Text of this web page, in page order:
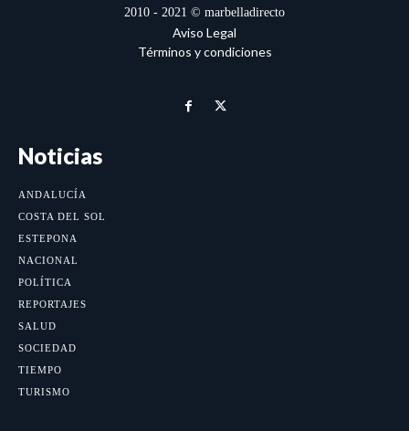
2010 - 2021 © marbelladirecto
Aviso Legal
Términos y condiciones
Noticias
ANDALUCÍA
COSTA DEL SOL
ESTEPONA
NACIONAL
POLÍTICA
REPORTAJES
SALUD
SOCIEDAD
TIEMPO
TURISMO